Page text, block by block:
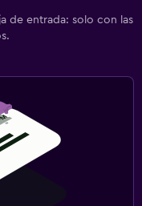
de entrada: solo con las